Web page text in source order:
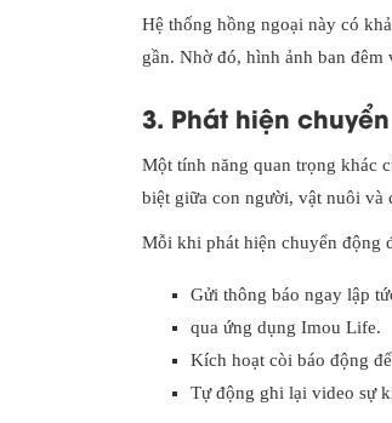
Hệ thống hồng ngoại này có
gần. Nhờ đó, hình ảnh ban
3. Phát hiện
Một tính năng quan trọng khác
biệt giữa con người, vật nuôi và
Mỗi khi phát hiện chuyển động
Gửi thông báo ngay lập
qua ứng dụng Imou Life.
Kích hoạt còi báo động
Tự động ghi lại video sự